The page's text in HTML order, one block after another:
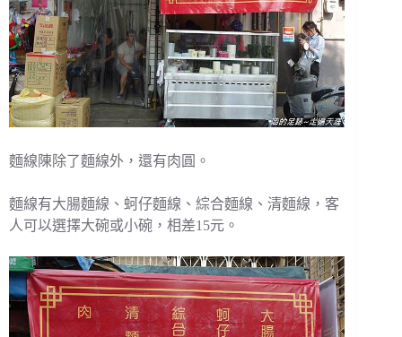
麵線陳除了麵線外，還有肉圓。
麵線有大腸麵線、蚵仔麵線、綜合麵線、清麵線，客
人可以選擇大碗或小碗，相差15元。